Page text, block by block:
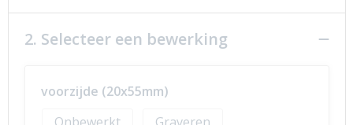
2. Selecteer een bewerking
voorzijde (20x55mm)